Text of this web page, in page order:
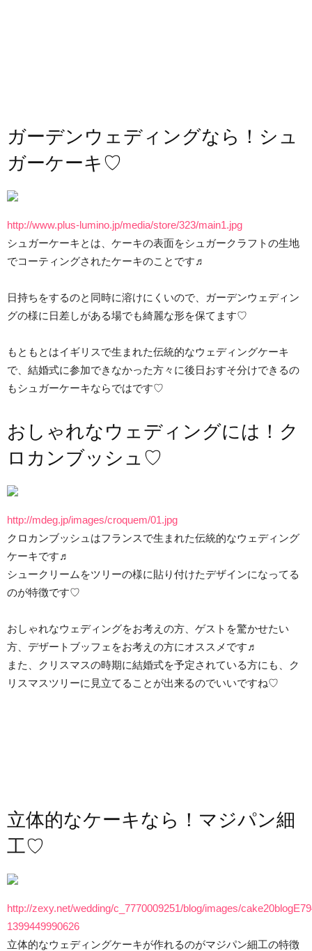
ガーデンウェディングなら！シュ
ガーケーキ♡
http://www.plus-lumino.jp/media/store/323/main1.jpg
シュガーケーキとは、ケーキの表面をシュガークラフトの生地
でコーティングされたケーキのことです♬
日持ちをするのと同時に溶けにくいので、ガーデンウェディン
グの様に日差しがある場でも綺麗な形を保てます♡
もともとはイギリスで生まれた伝統的なウェディングケーキ
で、結婚式に参加できなかった方々に後日おすそ分けできるの
もシュガーケーキならではです♡
おしゃれなウェディングには！ク
ロカンブッシュ♡
http://mdeg.jp/images/croquem/01.jpg
クロカンブッシュはフランスで生まれた伝統的なウェディング
ケーキです♬
シュークリームをツリーの様に貼り付けたデザインになってる
のが特徴です♡
おしゃれなウェディングをお考えの方、ゲストを驚かせたい
方、デザートブッフェをお考えの方にオススメです♬
また、クリスマスの時期に結婚式を予定されている方にも、ク
リスマスツリーに見立てることが出来るのでいいですね♡
立体的なケーキなら！マジパン細
工♡
http://zexy.net/wedding/c_7770009251/blog/images/
1399449990626
立体的なウェディングケーキが作れるのがマジパン細工の特徴